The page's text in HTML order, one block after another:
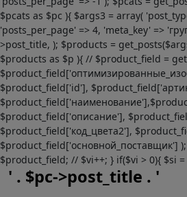
$pcats as $pc ){ $args3 = array(
'posts_per_page' => 4, 'meta_key' =>
>post_title, ); $products =
$products as $p ){ // $product_field =
$product_field['id'],
$product_field['описание'],
$product_field['код_цвета2'],
$product_field['основной_поставщик']
$product_field; // $vi++; } if($vi > 0){ $si =
' . $pc->post_title . '